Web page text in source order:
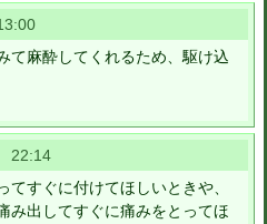
て麻酔してくれるため、駆け込
22:14
すぐに付けてほしいときや、
み出してすぐに痛みをとってほ